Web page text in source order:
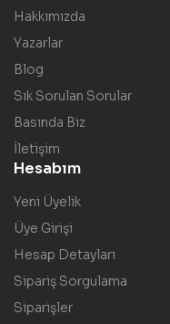
Hakkımızda
Yazarlar
Blog
Sık Sorulan Sorular
Basında Biz
İletişim
Hesabım
Yeni Üyelik
Üye Girişi
Hesap Detayları
Sipariş Sorgulama
Siparişler